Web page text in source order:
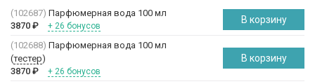
(102687) Парфюмерная вода 100 мл
3870 ₽ + 26 бонусов
В корзину
(102688) Парфюмерная вода 100 мл
(тестер)
3870 ₽ + 26 бонусов
В корзину